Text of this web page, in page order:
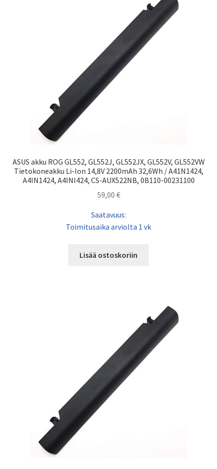
ASUS akku ROG GL552, GL552J, GL552JX, GL552V, GL552VW
Tietokoneakku Li-Ion 14,8V 2200mAh 32,6Wh / A41N1424,
A4IN1424, A4INI424, CS-AUX522NB, 0B110-00231100
59,00 €
Saatavuus:
Toimitusaika arviolta 1 vk
Lisää ostoskoriin